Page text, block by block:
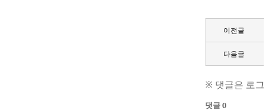
이전글
다음글
※ 댓글은 로
댓글 0